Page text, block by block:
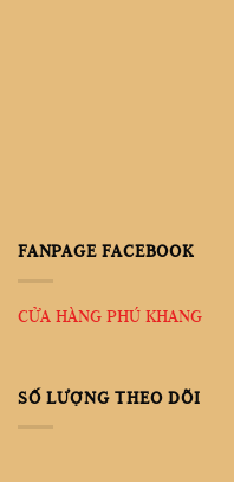
FANPAGE FACEBOOK
CỬA HÀNG PHÚ KHANG
SỐ LƯỢNG THEO DÕI